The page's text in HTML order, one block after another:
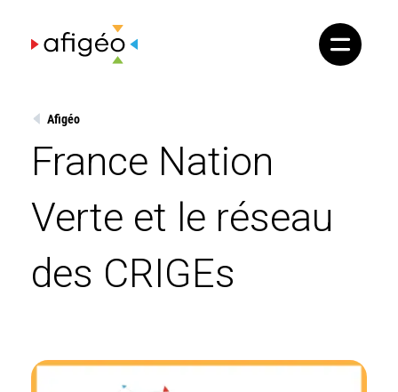
content
Afigéo
France Nation
Verte et le réseau
des CRIGEs